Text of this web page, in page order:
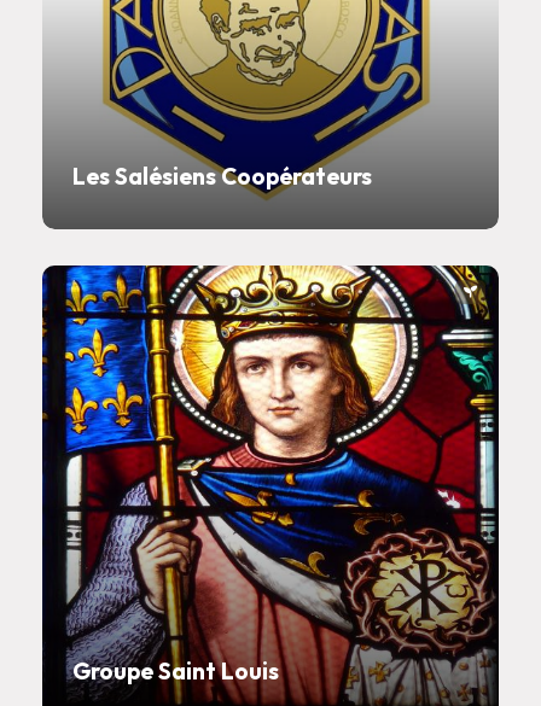
Les Salésiens Coopérateurs
Groupe Saint Louis